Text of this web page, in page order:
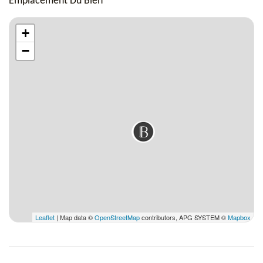
Sèche-cheveux.
Salle de bain 4
+
−
Leaflet | Map data ©OpenStreetMapcontributors, APG SYSTEM ©Mapbox